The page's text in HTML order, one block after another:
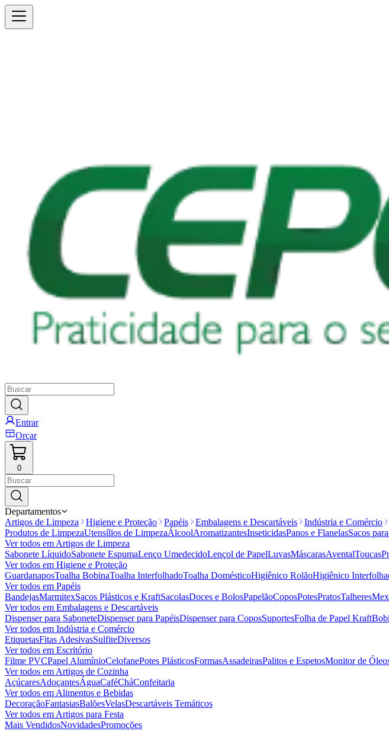
Entrar
Orçar
0
Departamentos
Artigos de Limpeza
Higiene e Proteção Papéis Embalagens e Descartáveis Indústria e Comércio
Produtos de LimpezaUtensílios de LimpezaÁlcoolAromatizantesInseticidasPanos e FlanelasSacos
Ver todos emArtigos de Limpeza
Sabonete LíquidoSabonete EspumaLenço UmedecidoLençol de PapelLuvasMáscarasAventalToucas
Ver todos em Higiene e Proteção
GuardanaposToalha BobinaToalha InterfolhadoToalha DomésticoHigiênico RolãoHigiênico
Ver todos em Papéis
BandejasMarmitexSacos Plásticos e KraftSacolasDoces e BolosPapelãoCoposPotesPratosTalheres
Ver todos em Embalagens e Descartáveis
Dispenser para SaboneteDispenser para PapéisDispenser para CoposSuportesFolha de Papel Kraft
Ver todos em Indústria e Comércio
EtiquetasFitas AdesivasSulfiteDiversos
Ver todos em Escritório
Filme PVCPapel AlumínioCelofanePotes PlásticosFormasAssadeirasPalitos e EspetosMonitor de
Ver todos emArtigos de Cozinha
AçúcaresAdoçantesÁguaCaféCháConfeitaria
Ver todos emAlimentos e Bebidas
DecoraçãoFantasiasBalõesVelasDescartáveis Temáticos
Ver todos emArtigos para Festa
Mais VendidosNovidadesPromoções